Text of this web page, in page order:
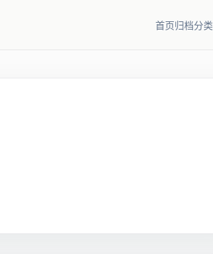
首页归档分类